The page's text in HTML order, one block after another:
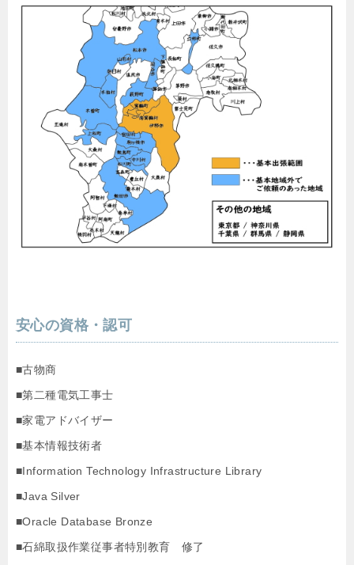
安心の資格・認可
■古物商
■第二種電気工事士
■家電アドバイザー
■基本情報技術者
■Information Technology Infrastructure Library
■Java Silver
■Oracle Database Bronze
■石綿取扱作業従事者特別教育 修了